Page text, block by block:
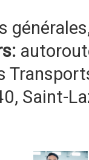
générales
, Saint-